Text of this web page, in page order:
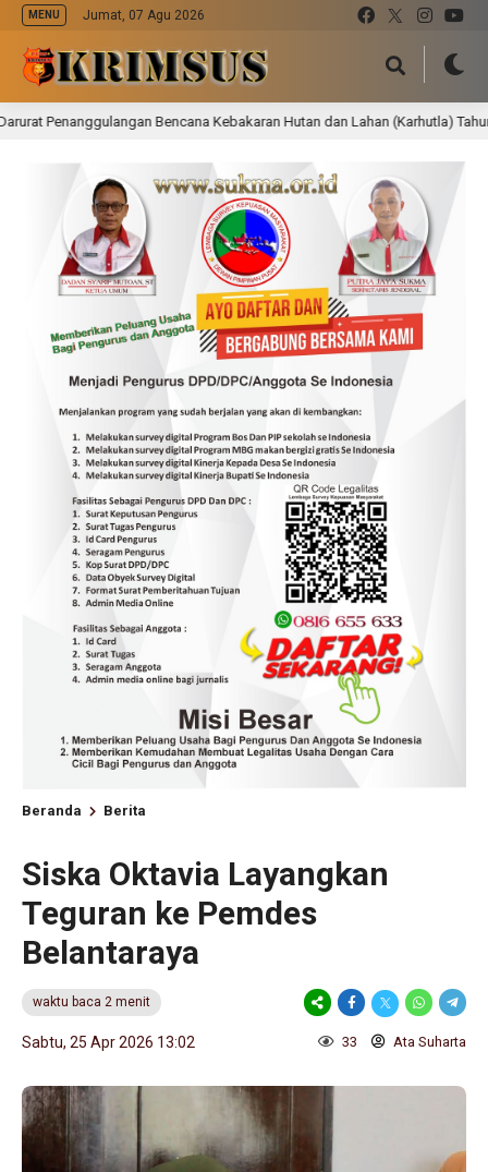
MENU Jumat, 07 Agu 2026
Bencana Kebakaran Hutan dan Lahan (Karhutla) Tahun 2026
Beranda Berita
Siska Oktavia Layangkan
Teguran ke Pemdes
Belantaraya ‎
waktu baca 2 menit
Sabtu, 25 Apr 2026 13:02 33 Ata Suharta